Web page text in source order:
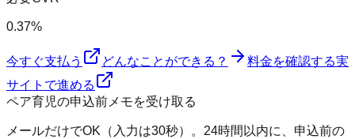
0.37%
今すぐ支払う どんなことができる？ 料金を確認する実
サイトで進める
ペア育児の申込前メモを受け取る
メールだけでOK（入力は30秒）。24時間以内に、申込前の